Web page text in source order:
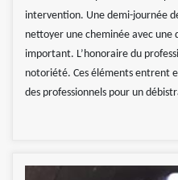
intervention. Une demi-journée
nettoyer une cheminée avec une
important. L’honoraire du
notoriété. Ces éléments entrent
des professionnels pour un